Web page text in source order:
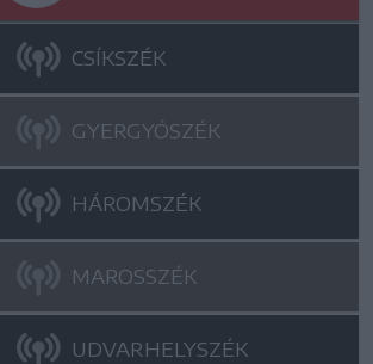
CSÍKSZÉK
GYERGYÓSZÉK
HÁROMSZÉK
MAROSSZÉK
UDVARHELYSZÉK